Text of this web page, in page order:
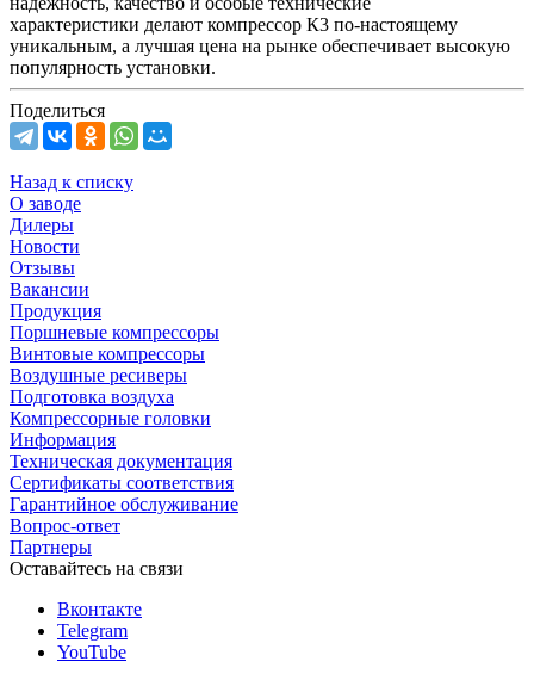
характеристики делают компрессор К3 по-настоящему
уникальным, а лучшая цена на рынке обеспечивает высокую
популярность установки.
Поделиться
Назад к списку
О заводе
Дилеры
Новости
Отзывы
Вакансии
Продукция
Поршневые компрессоры
Винтовые компрессоры
Воздушные ресиверы
Подготовка воздуха
Компрессорные головки
Информация
Техническая документация
Сертификаты соответствия
Гарантийное обслуживание
Вопрос-ответ
Партнеры
Оставайтесь на связи
Вконтакте
Telegram
YouTube